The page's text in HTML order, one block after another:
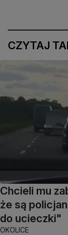
CZYTAJ
Chcieli mu
że są
do ucieczki"
OKOLICE